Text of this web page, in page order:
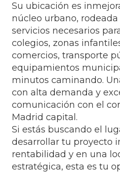
Su ubicación es
núcleo urbano,
servicios necesarios
colegios, zonas
comercios, transporte
equipamientos
minutos caminando.
con alta demanda y
comunicación con el
Madrid capital.
Si estás buscando el
desarrollar tu proyecto
rentabilidad y en una
estratégica, esta es tu